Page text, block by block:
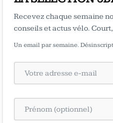
Recevez chaque semaine
conseils et actus vélo.
Un email par semaine.